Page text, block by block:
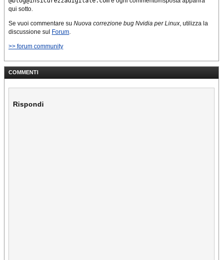
qui sotto.
Se vuoi commentare su Nuova correzione bug Nvidia per Linux , utilizza la
discussione sul Forum
>> forum community
COMMENTI
Rispondi